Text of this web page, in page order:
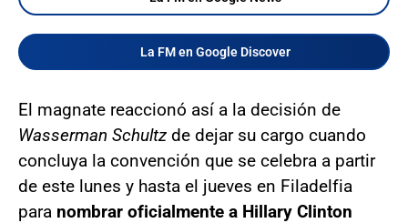
La FM en Google Discover
El magnate reaccionó así a la decisión de
Wasserman Schultz de dejar su cargo cuando
concluya la convención que se celebra a partir
de este lunes y hasta el jueves en Filadelfia
para nombrar oficialmente a Hillary Clinton